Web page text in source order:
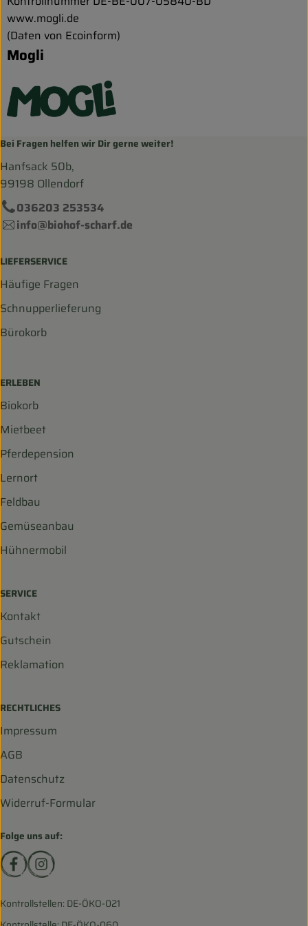
www.mogli.de
(Daten von Ecoinform)
Mogli
Bei Fragen helfen wir Dir gerne weiter!
Hanfsack 50b,
99198 Ollendorf
036203 253534
info@biohof-scharf.de
LIEFERSERVICE
Häufige Fragen
Schnupperlieferung
Bürokorb
ERLEBEN
Biokorb
Mietbeet
Pferdepension
Lernort
Feldbau
Gemüseanbau
Hühnermobil
SERVICE
Kontakt
Gutschein
Reklamation
RECHTLICHES
Impressum
AGB
Datenschutz
Widerruf-Formular
Folge uns auf:
Externer Link zu https://www.facebook.com/
Externer Link zu https://www.instagram.com/
Kontrollstellen: DE-ÖKO-021